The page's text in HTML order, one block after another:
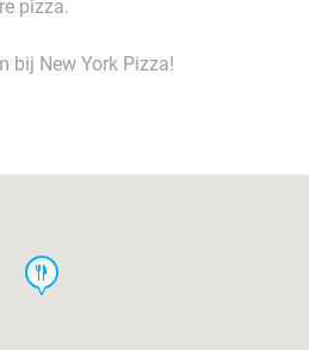
pizza.
bij New York Pizza!
food